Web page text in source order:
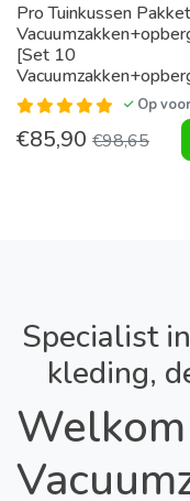
Pro Tuinkussen Pakket
[Set 10
Op
€85,90 €98,65
Specialist
kleding,